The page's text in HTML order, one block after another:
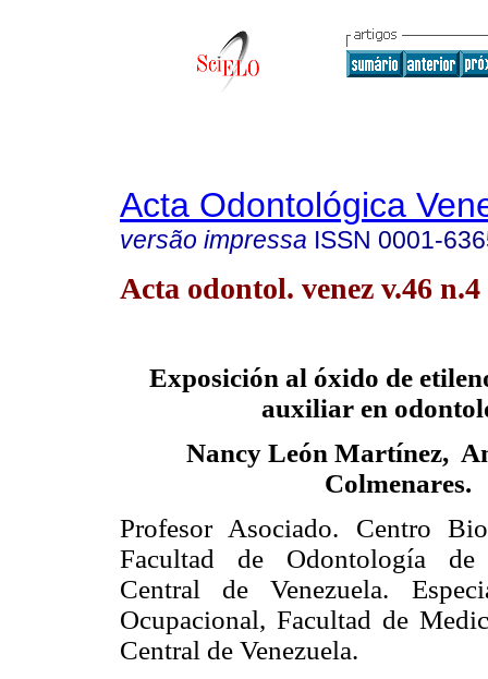
Acta Odontológica
versão impressa ISSN 0001-
Acta odontol. venez v.46
Exposición al óxido de
auxiliar en
Nancy León Martínez,
Colmenares.
Profesor Asociado. Centro
Facultad de Odontología
Central de Venezuela.
Ocupacional, Facultad de
Central de Venezuela.